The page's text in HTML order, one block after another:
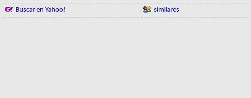
Buscar en Yahoo!
similares